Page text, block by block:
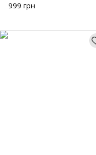
999 грн